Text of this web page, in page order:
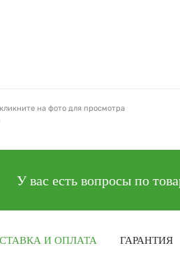
кликните на фото для просмотра
У вас есть вопросы по
И ОПЛАТА ГАРАНТИЯ